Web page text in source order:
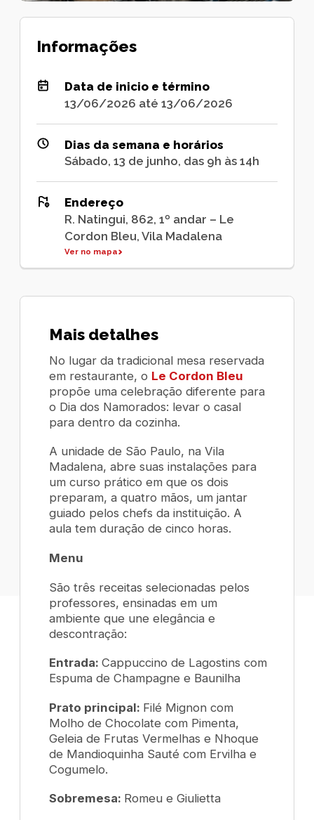
Informações
Data de inicio e término
13/06/2026 até 13/06/2026
Dias da semana e horários
Sábado, 13 de junho, das 9h às 14h
Endereço
R. Natingui, 862, 1º andar – Le
Cordon Bleu, Vila Madalena
Ver no mapa
Mais detalhes
No lugar da tradicional mesa reservada
em restaurante, o Le Cordon Bleu
propõe uma celebração diferente para
o Dia dos Namorados: levar o casal
para dentro da cozinha.
A unidade de São Paulo, na Vila
Madalena, abre suas instalações para
um curso prático em que os dois
preparam, a quatro mãos, um jantar
guiado pelos chefs da instituição. A
aula tem duração de cinco horas.
Menu
São três receitas selecionadas pelos
professores, ensinadas em um
ambiente que une elegância e
descontração:
Entrada:Cappuccino de Lagostins com
Espuma de Champagne e Baunilha
Prato principal: Filé Mignon com
Molho de Chocolate com Pimenta,
Geleia de Frutas Vermelhas e Nhoque
de Mandioquinha Sauté com Ervilha e
Cogumelo.
Sobremesa: Romeu e Giulietta